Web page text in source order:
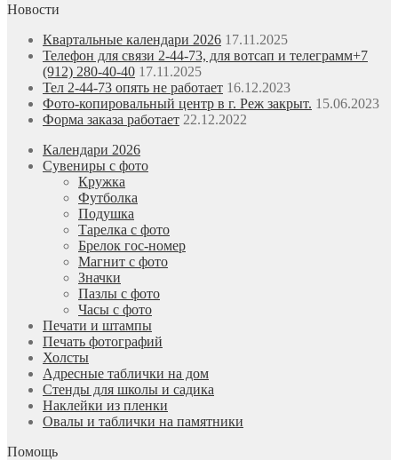
Новости
Квартальные календари 2026 17.11.2025
Телефон для связи 2-44-73, для вотсап и телеграмм+7
(912) 280-40-40 17.11.2025
Тел 2-44-73 опять не работает 16.12.2023
Фото-копировальный центр в г. Реж закрыт. 15.06.2023
Форма заказа работает 22.12.2022
Календари 2026
Сувениры с фото
Кружка
Футболка
Подушка
Тарелка с фото
Брелок гос-номер
Магнит с фото
Значки
Пазлы с фото
Часы с фото
Печати и штампы
Печать фотографий
Холсты
Адресные таблички на дом
Стенды для школы и садика
Наклейки из пленки
Овалы и таблички на памятники
Помощь